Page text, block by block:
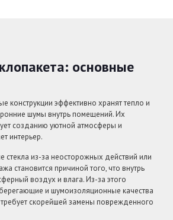
основные
конструкции эффективно хранят тепло и
шумы внутрь помещений. Их
созданию уютной атмосферы и
интерьер.
из-за неосторожных действий или
становится причиной того, что внутрь
воздух и влага. Из-за этого
и шумоизоляционные качества
скорейшей замены поврежденного